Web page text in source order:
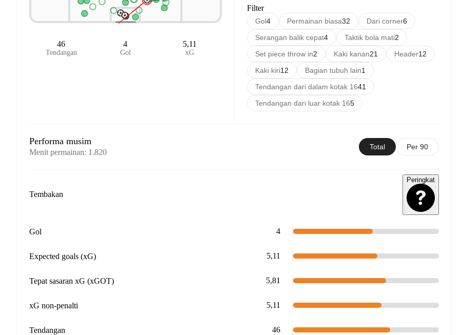
46
Tendangan
4
Gol
5,11
xG
Filter
Gol4 Permainan biasa32 Dari corner6
Serangan balik cepat4 Taktik bola mati2
Set piece throw in2 Kaki kanan21 Header12
Kaki kiri12 Bagian tubuh lain1
Tendangan dari dalam kotak 1641
Tendangan dari luar kotak 165
Performa musim
Menit permainan: 1.820
Total Per 90
Tembakan
Peringkat
Gol 4
Expected goals (xG) 5,11
Tepat sasaran xG (xGOT) 5,81
xG non-penalti 5,11
Tendangan 46